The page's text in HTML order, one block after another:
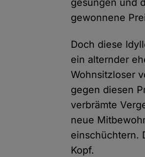
gesungen und
gewonnene
Doch diese
ein alternder
Wohnsitzloser
gegen diesen
verbrämte
neue
einschüchtern.
Kopf.